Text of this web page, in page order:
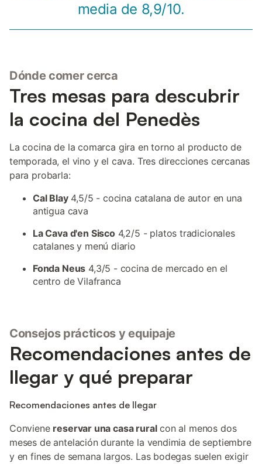
media de 8,9/10.
Dónde comer cerca
Tres mesas para descubrir
la cocina del Penedès
La cocina de la comarca gira en torno al producto de
temporada, el vino y el cava. Tres direcciones cercanas
para probarla:
Cal Blay4,5/5 - cocina catalana de autor en una
antigua cava
La Cava d'en Sisco4,2/5 - platos tradicionales
catalanes y menú diario
Fonda Neus 4,3/5 - cocina de mercado en el
centro de Vilafranca
Consejos prácticos y equipaje
Recomendaciones antes de
llegar y qué preparar
Recomendaciones antes de llegar
Conviene reservar una casa ruralcon al menos dos
meses de antelación durante la vendimia de septiembre
y en fines de semana largos. Las bodegas suelen exigir